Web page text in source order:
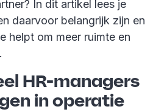
In dit artikel lees je
daarvoor belangrijk zijn en
helpt om meer ruimte en
HR-managers
in operatie